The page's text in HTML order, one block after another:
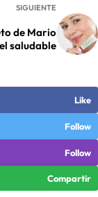
SIGUIENTE
de Mario
saludable
Like
Follow
Follow
Compartir